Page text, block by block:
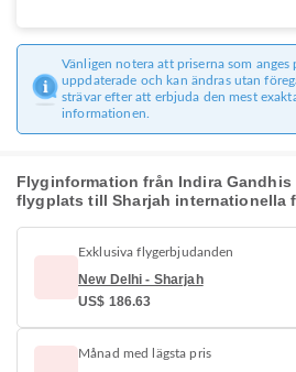
Vänligen notera att priserna som anges
uppdaterade och kan ändras utan
strävar efter att erbjuda den mest
informationen.
Flyginformation från Indira
flygplats till Sharjah internationella
Exklusiva flygerbjudanden
New Delhi - Sharjah
US$ 186.63
Månad med lägsta pris